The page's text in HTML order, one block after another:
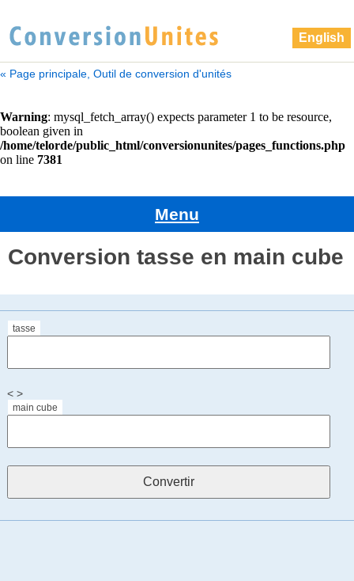
English
« Page principale, Outil de conversion d'unités
Menu
Conversion tasse en main cube
tasse
< >
main cube